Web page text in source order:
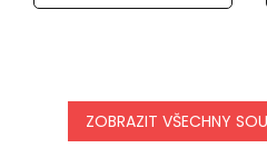
ZOBRAZIT VŠECHNY